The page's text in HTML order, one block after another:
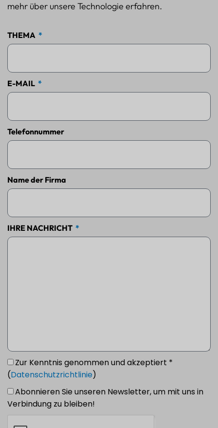
mehr über unsere Technologie erfahren.
THEMA
E-MAIL
Telefonnummer
Name der Firma
IHRE NACHRICHT
Zur Kenntnis genommen und akzeptiert *
(Datenschutzrichtlinie)
Abonnieren Sie unseren Newsletter, um mit uns in
Verbindung zu bleiben!